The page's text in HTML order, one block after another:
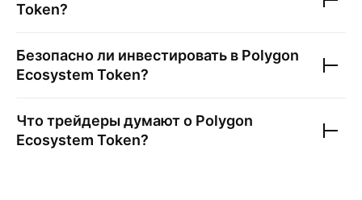
Token?
Безопасно ли инвестировать в Polygon
Ecosystem Token?
Что трейдеры думают о Polygon
Ecosystem Token?